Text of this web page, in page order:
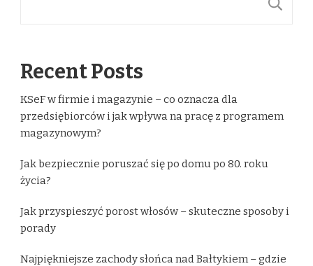
Recent Posts
KSeF w firmie i magazynie – co oznacza dla
przedsiębiorców i jak wpływa na pracę z programem
magazynowym?
Jak bezpiecznie poruszać się po domu po 80. roku
życia?
Jak przyspieszyć porost włosów – skuteczne sposoby i
porady
Najpiękniejsze zachody słońca nad Bałtykiem – gdzie